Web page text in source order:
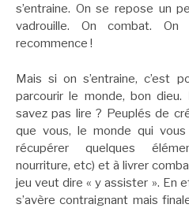
s’entraine. On se repose un
vadrouille. On combat.
recommence !
Mais si on s’entraine, c’est
parcourir le monde, bon dieu.
savez pas lire ? Peuplés de
que vous, le monde qui
récupérer quelques
nourriture, etc) et à livrer
jeu veut dire « y assister ». En
s’avère contraignant mais